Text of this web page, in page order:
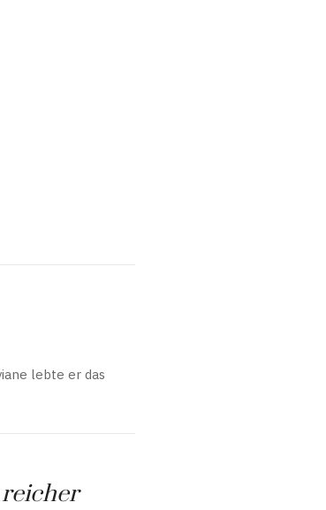
lebte er das